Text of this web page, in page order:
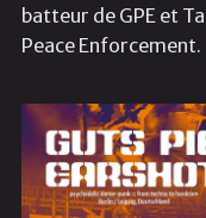
batteur de GPE et
Peace Enforcement.